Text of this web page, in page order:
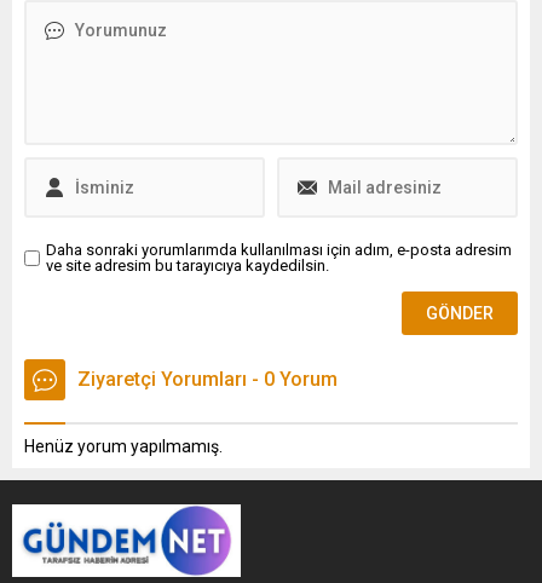
Daha sonraki yorumlarımda kullanılması için adım, e-posta adresim
ve site adresim bu tarayıcıya kaydedilsin.
Ziyaretçi Yorumları - 0 Yorum
Henüz yorum yapılmamış.